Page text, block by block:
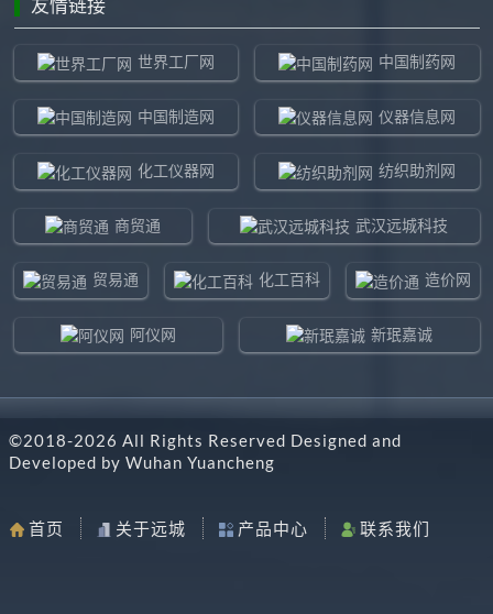
友情链接
世界工厂网 中国制药网
中国制造网 仪器信息网
化工仪器网 纺织助剂网
商贸通 武汉远城科技
贸易通 化工百科 造价网
阿仪网 新珉嘉诚
东北制造网 药智通
©2018-2026 All Rights Reserved Designed and
Developed by Wuhan Yuancheng
首页 关于远城 产品中心 联系我们